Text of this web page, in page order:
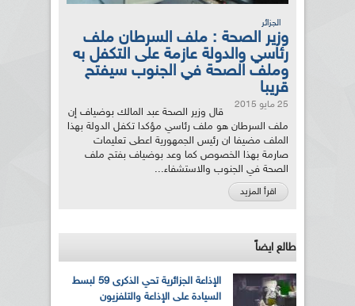
الجزائر
وزير الصحة : ملف السرطان ملف
رئاسي والدولة عازمة على التكفل به
وملف الصحة في الجنوب سيفتح
قريبا
25 مايو 2015
قال وزير الصحة عبد المالك بوضياف إن
ملف السرطان هو ملف رئاسي مؤكدا تكفل الدولة بهذا
الملف مضيفا ان رئيس الجمهورية اعطى تعليمات
صارمة بهذا الخصوص كما وعد بوضياف بفتح ملف
الصحة في الجنوب والاستشفاء...
اقرأ المزيد
طالع ايضاً
الإذاعة الجزائرية تحي الذكرى 59 لبسط
السيادة على الإذاعة والتلفزيون